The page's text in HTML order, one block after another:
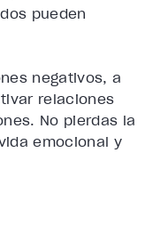
pueden
negativos, a
relaciones
No pierdas la
emocional y